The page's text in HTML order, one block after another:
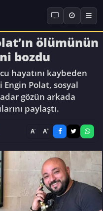
ölümünün
bozdu
hayatını kaybeden
Engin Polat, sosyal
gözün arkada
paylaştı.
A- A+